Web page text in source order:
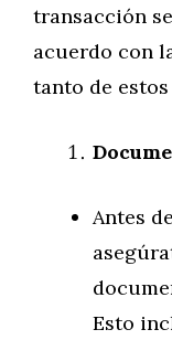
transacción
acuerdo con
tanto de
Antes
Esto